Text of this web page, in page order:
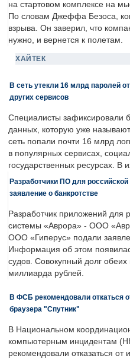
на стартовом комплексе на
По словам Джеффа Безоса,
взрыва. Он заверил, что
нужно, и вернется к полетам.
ХАЙТЕК
В сеть утекли 16 млрд паролей
других сервисов
Специалисты зафиксировали
данных, которую уже
сеть попали почти 16 млрд
в популярных сервисах,
государственных ресурсах. В
Разработчики ПО для
заявление о банкротстве
Разработчик приложений для
системы «Аврора» - ООО
ООО «Гиперус» подали
Информация об этом
судов. Совокупный долг
миллиарда рублей.
В ФСБ рекомендовали откаться
браузера "Спутник"
В Национальном
компьютерным инцидентам
рекомендовали отказаться от